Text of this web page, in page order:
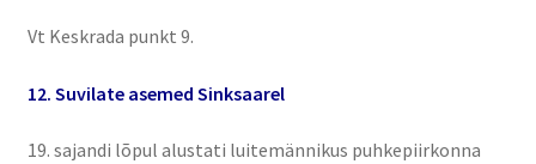
Vt Keskrada punkt 9.
12. Suvilate asemed Sinksaarel
19. sajandi lõpul alustati luitemännikus puhkepiirkonna